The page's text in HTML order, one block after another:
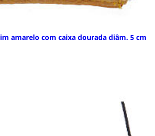
amarelo com caixa dourada diâm. 5 cm